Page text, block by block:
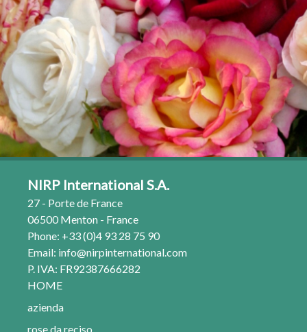
NIRP International S.A.
27 - Porte de France
06500 Menton - France
Phone: +33 (0)4 93 28 75 90
Email: info@nirpinternational.com
P. IVA: FR92387666282
HOME
azienda
rose da reciso